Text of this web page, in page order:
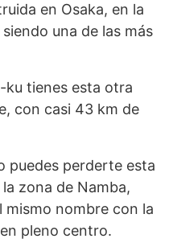
en Osaka, en la
una de las más
ku tienes esta otra
con casi 43 km de
puedes perderte esta
zona de Namba,
mismo nombre con la
pleno centro.